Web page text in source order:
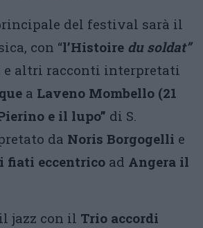
del festival sarà il
con “l’Histoire du soldat”
altri racconti interpretati
a Laveno Mombello (21
e il lupo” di S.
da Noris Borgogelli e
fiati eccentrico ad Angera il
jazz con il Trio accordi